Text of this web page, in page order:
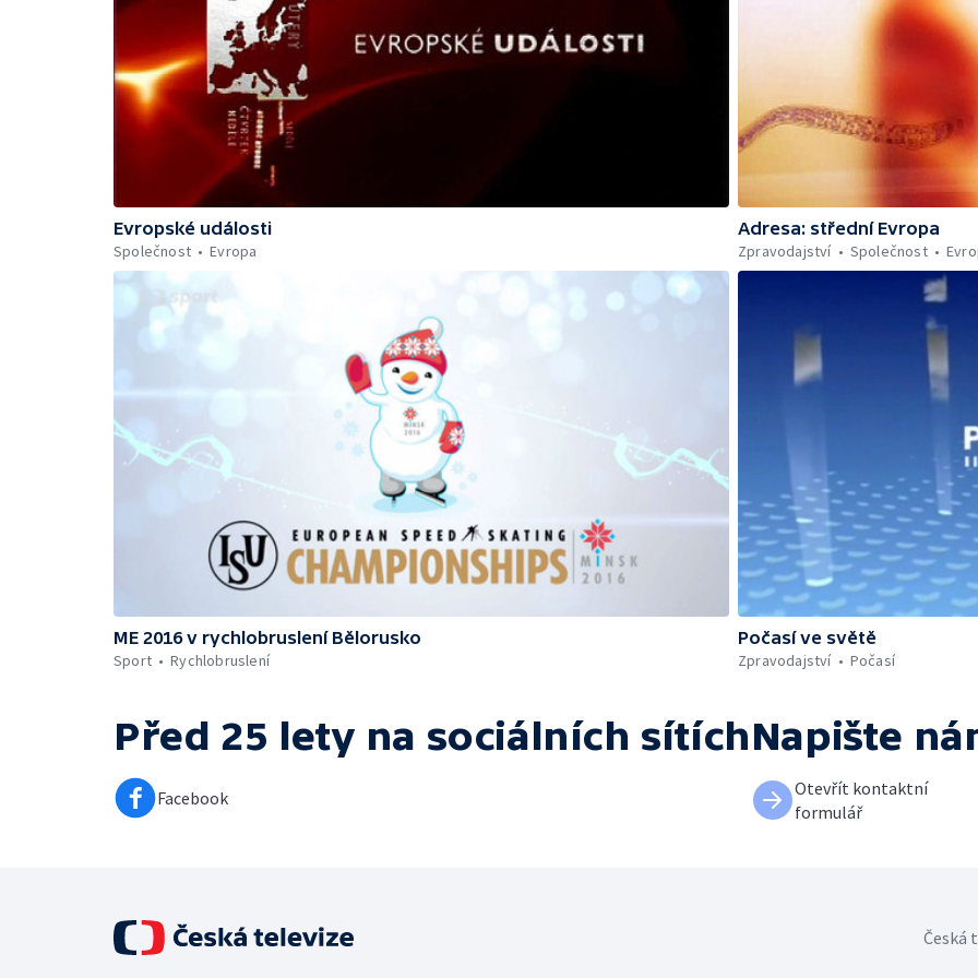
Evropské události
Společnost
Evropa
Adresa: střední Evropa
Zpravodajství
Společnost
ME 2016 v rychlobruslení Bělorusko
Sport
Rychlobruslení
Počasí ve světě
Zpravodajství
Počasí
Před 25 lety na sociálních sítích
Facebook
Napište
Otevřít kontaktní
formulář
Česká